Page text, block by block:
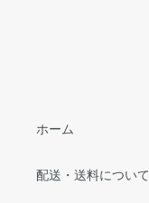
ホーム
配送・送料について